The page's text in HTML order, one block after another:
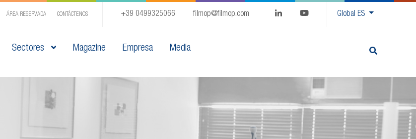
ÁREA RESERVADA CONTÁCTENOS GlobalES
+39 0499325066 filmop@filmop.com
Sectores Magazine Empresa Media